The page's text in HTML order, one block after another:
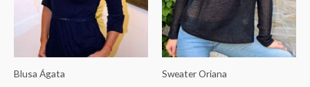
Blusa Ágata Sweater Oriana